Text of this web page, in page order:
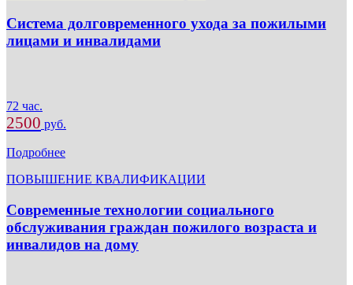
Система долговременного ухода за пожилыми
лицами и инвалидами
72 час.
2500 руб.
Подробнее
ПОВЫШЕНИЕ КВАЛИФИКАЦИИ
Современные технологии социального
обслуживания граждан пожилого возраста и
инвалидов на дому